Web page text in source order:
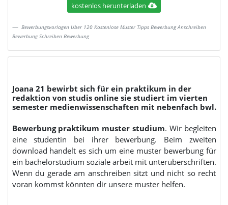
kostenlos herunterladen
Bewerbungsvorlagen Uber 120 Kostenlose Muster Tipps Bewerbung Anschreiben
Bewerbung Schreiben Bewerbung
Joana 21 bewirbt sich für ein praktikum in der
redaktion von studis online sie studiert im vierten
semester medienwissenschaften mit nebenfach bwl.
Bewerbung praktikum muster studium. Wir begleiten
eine studentin bei ihrer bewerbung. Beim zweiten
download handelt es sich um eine muster bewerbung für
ein bachelorstudium soziale arbeit mit unterüberschriften.
Wenn du gerade am anschreiben sitzt und nicht so recht
voran kommst könnten dir unsere muster helfen.